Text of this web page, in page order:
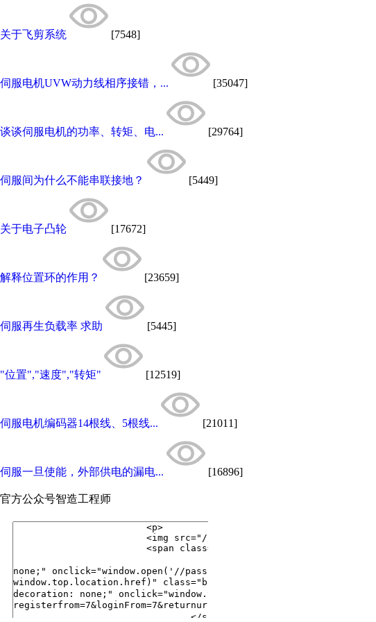
关于飞剪系统 [7548]
伺服电机UVW动力线相序接错，... [35047]
谈谈伺服电机的功率、转矩、电... [29764]
伺服间为什么不能串联接地？ [5449]
关于电子凸轮 [17672]
解释位置环的作用？ [23659]
伺服再生负载率 求助 [5445]
"位置","速度","转矩" [12519]
伺服电机编码器14根线、5根线... [21011]
伺服一旦使能，外部供电的漏电... [16896]
官方公众号智造工程师